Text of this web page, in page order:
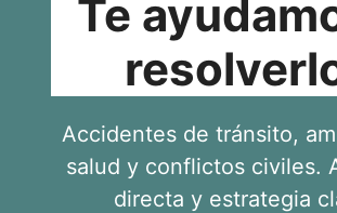
Te
Accidentes de tránsito,
salud y conflictos civiles.
directa y estrategia